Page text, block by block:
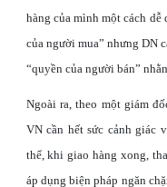
hàng của mình một cách
của người mua” nhưng DN
“quyền của người bán”
Ngoài ra, theo một giám
VN cần hết sức cảnh giác
thể, khi giao hàng xong,
áp dụng biện pháp ngăn